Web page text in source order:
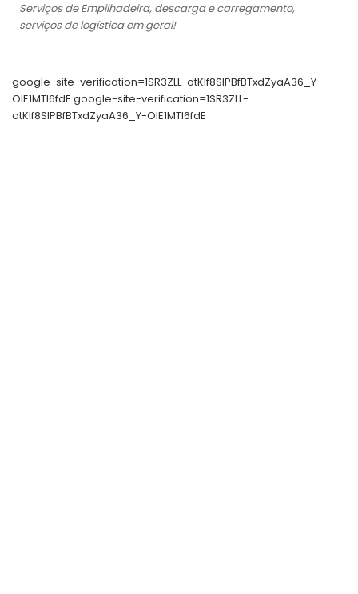
Serviços de Empilhadeira, descarga e carregamento,
serviços de logística em geral!
google-site-verification=1SR3ZLL-otKIf8SlPBfBTxdZyaA36_Y-
OIE1MTl6fdE google-site-verification=1SR3ZLL-
otKIf8SlPBfBTxdZyaA36_Y-OIE1MTl6fdE